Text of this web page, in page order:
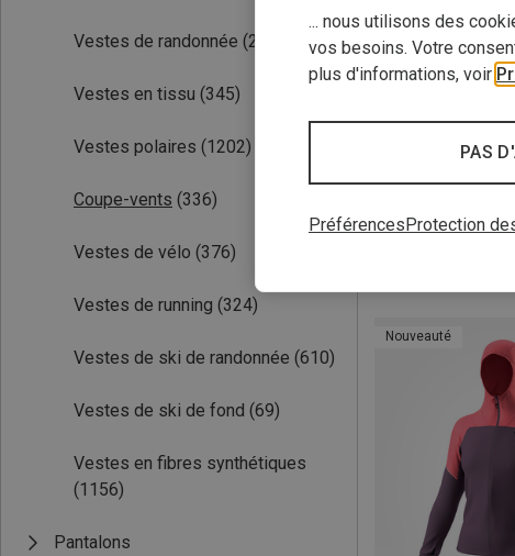
Vestes de randonnée (2630)
Vestes en tissu (345)
Vestes polaires (1202)
Coupe-vents (336)
Vestes de vélo (376)
Vestes de running (324)
Vestes de ski de randonnée (610)
Vestes de ski de fond (69)
Vestes en fibres synthétiques
(1156)
Pantalons
Nouveauté
... nous utilisons des
vos besoins. Votre
plus d'informations, voir
PAS
PréférencesProtection